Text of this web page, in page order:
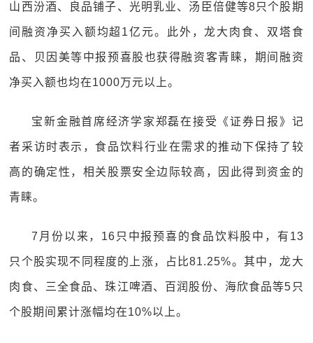
山西汾酒、良品铺子、光明乳业、汤臣倍健等8只个股期
间融资净买入额均超1亿元。此外，龙大肉食、双塔食
品、贝因美等中报预喜股也获得融资客青睐，期间融资
净买入额也均在1000万元以上。
宝新金融首席经济学家郑磊在接受《证券日报》记
者采访时表示，食品饮料行业在需求的推动下保持了较
高的确定性，相关股票安全边际较高，因此得到资金的
青睐。
7月份以来，16只中报预喜的食品饮料股中，有13
只个股实现不同程度的上涨，占比81.25%。其中，龙大
肉食、三全食品、珠江啤酒、百润股份、海欣食品等5只
个股期间累计涨幅均在10%以上。